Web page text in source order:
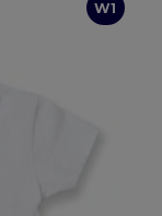
W1